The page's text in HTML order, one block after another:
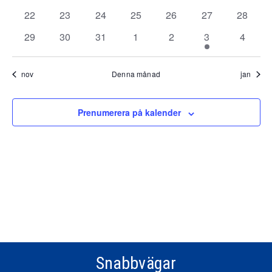
0
22
0
23
0
24
0
25
0
26
0
27
0
28
0
29
0
30
0
31
0
1
0
evenemang
2
1
evenemang
3
0
4
nov Denna månad jan
Prenumerera på kalender
Snabbvägar